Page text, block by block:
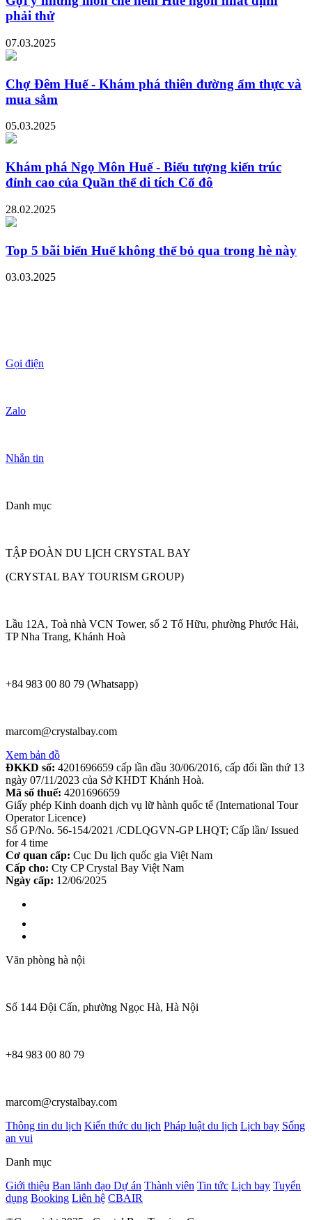
phải thử
07.03.2025
Chợ Đêm Huế - Khám phá thiên đường ẩm thực và
mua sắm
05.03.2025
Khám phá Ngọ Môn Huế - Biểu tượng kiến trúc
đỉnh cao của Quần thể di tích Cố đô
28.02.2025
Top 5 bãi biển Huế không thể bỏ qua trong hè này
03.03.2025
Gọi điện
Zalo
Nhắn tin
Danh mục
TẬP ĐOÀN DU LỊCH CRYSTAL BAY
(CRYSTAL BAY TOURISM GROUP)
Lầu 12A, Toà nhà VCN Tower, số 2 Tố Hữu, phường Phước Hải,
TP Nha Trang, Khánh Hoà
+84 983 00 80 79 (Whatsapp)
marcom@crystalbay.com
Xem bản đồ
ĐKKD số: 4201696659 cấp lần đầu 30/06/2016, cấp đổi lần thứ 13
ngày 07/11/2023 của Sở KHDT Khánh Hoà.
Mã số thuế: 4201696659
Giấy phép Kinh doanh dịch vụ lữ hành quốc tế (International Tour
Operator Licence)
Số GP/No. 56-154/2021 /CDLQGVN-GP LHQT; Cấp lần/ Issued
for 4 time
Cơ quan cấp: Cục Du lịch quốc gia Việt Nam
Cấp cho: Cty CP Crystal Bay Việt Nam
Ngày cấp: 12/06/2025
Văn phòng hà nội
Số 144 Đội Cấn, phường Ngọc Hà, Hà Nội
+84 983 00 80 79
marcom@crystalbay.com
Thông tin du lịch Kiến thức du lịch Pháp luật du lịch Lịch bay Sống
an vui
Danh mục
Giới thiệu Ban lãnh đạo Dự án Thành viên Tin tức Lịch bay Tuyển
dụng Booking Liên hệ CBAIR